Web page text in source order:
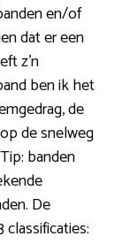
en/of
dat er een
z’n
ben ik het
de
de snelweg
banden
De